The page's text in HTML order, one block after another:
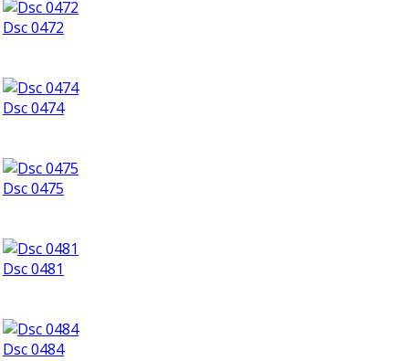
Dsc 0472
Dsc 0474
Dsc 0475
Dsc 0481
Dsc 0484